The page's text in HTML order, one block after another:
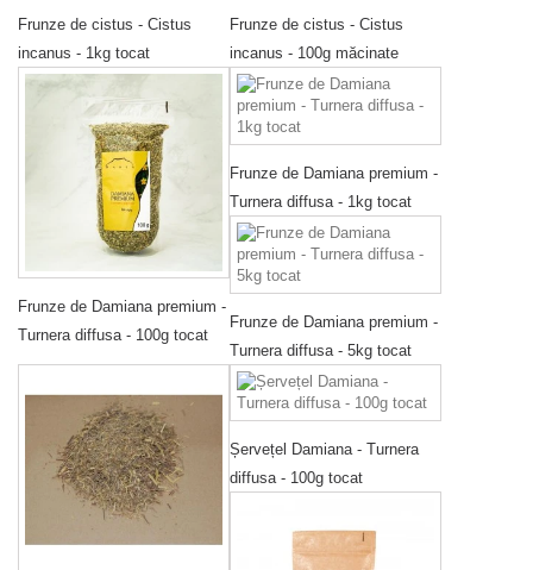
Frunze de cistus - Cistus
incanus - 1kg tocat
Frunze de cistus - Cistus
incanus - 100g măcinate
Frunze de Damiana premium -
Turnera diffusa - 100g tocat
Frunze de Damiana premium -
Turnera diffusa - 1kg tocat
Frunze de Damiana premium -
Turnera diffusa - 5kg tocat
Șervețel Damiana - Turnera
diffusa - 100g tocat